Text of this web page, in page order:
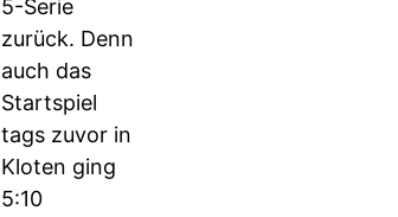
5-Serie
zurück. Denn
auch das
Startspiel
tags zuvor in
Kloten ging
5:10